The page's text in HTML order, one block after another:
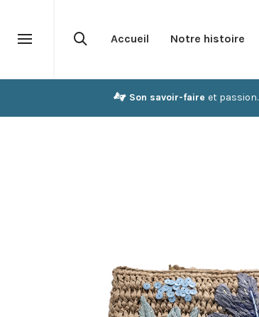
Accueil Notre histoire
Son savoir-faire et passion.